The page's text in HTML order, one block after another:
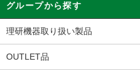
グループから探す
理研機器取り扱い製品
OUTLET品